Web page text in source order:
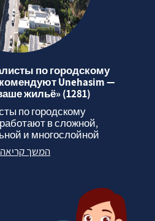
по городскому
Unehasim —
жильё» (1281)
по городскому
в сложной,
и многослойной...
המשך קריאה